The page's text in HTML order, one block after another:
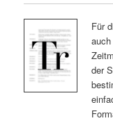
Für
der